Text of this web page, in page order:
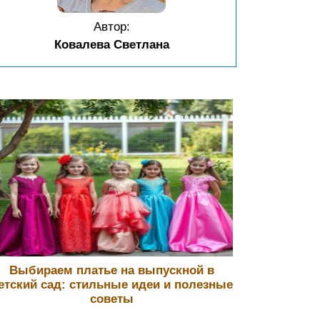
Автор:
Ковалева Светлана
Выбираем платье на выпускной в
сад: стильные идеи и полезные
советы